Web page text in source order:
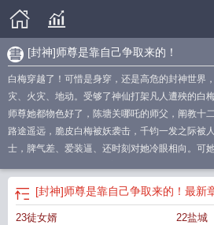
[封神]师尊是靠自己争取来的！
白梅穿越了！可惜是身穿，还是高危的封神世界
灾、火灾、地动。受够了神仙打架凡人遭殃的白
师尊她都物色好了，陈塘关哪吒的师父，阐教十
路途遥远，脆皮白梅被妖袭击，千钧一发之际被
士，脾气差、爱装逼、还时刻对她冷眼相向。可
成功拜师，师尊还是她梦中情师的师尊！大名鼎
徒恋，男强女弱，无脑甜文，不吃这口的勿入哦
反派元始天尊，性格上面很不讨喜，包括不限于
[封神]师尊是靠自己争取来的！ 最新
23徒女婿 22盐城